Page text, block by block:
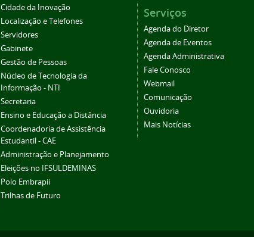
Cidade da Inovação
Localização e Telefones
Servidores
Gabinete
Gestão de Pessoas
Núcleo de Tecnologia da
Informação - NTI
Secretaria
Ensino e Educação a Distância
Coordenadoria de Assistência
Estudantil - CAE
Administração e Planejamento
Eleições no IFSULDEMINAS
Polo Embrapii
Trilhas de Futuro
Serviços
Agenda do Diretor
Agenda de Eventos
Agenda Administrativa
Fale Conosco
Webmail
Comunicação
Ouvidoria
Mais Notícias